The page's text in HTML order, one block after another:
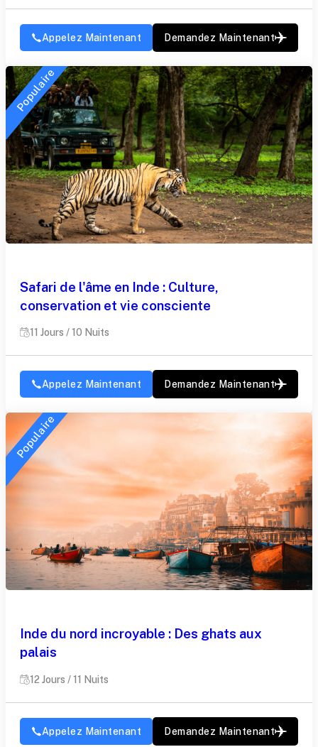
Appelez Maintenant Demandez Maintenant
Populaire
Safari de l'âme en Inde : Culture,
conservation et vie consciente
11 Jours / 10 Nuits
Appelez Maintenant Demandez Maintenant
Populaire
Inde du nord incroyable : Des ghats aux
palais
12 Jours / 11 Nuits
Appelez Maintenant Demandez Maintenant